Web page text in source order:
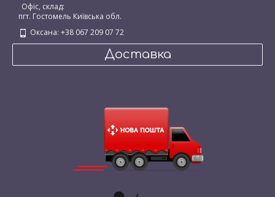
Офіс, склад:
пгт. Гостомель Київська обл.
Оксана: +38 067 209 07 72
Доставка